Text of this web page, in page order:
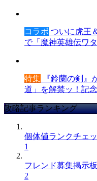
コラボ ついに虎王
で「魔神英雄伝ワ
特集 『鈴蘭の剣』
道」を解禁ッ！記
攻略記事ランキング
個体値ランクチェ
1
フレンド募集掲示板
2